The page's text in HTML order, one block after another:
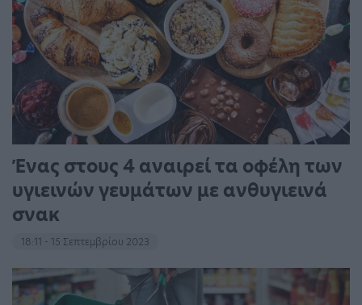
Ένας στους 4 αναιρεί τα οφέλη των
υγιεινών γευμάτων με ανθυγιεινά
σνακ
18:11 - 15 Σεπτεμβρίου 2023